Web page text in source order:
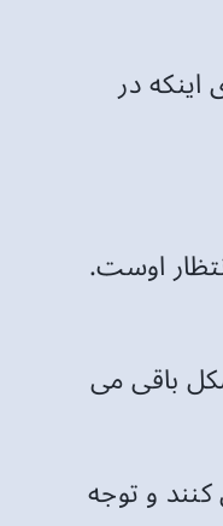
در
اوست.
باقی می
و توجه